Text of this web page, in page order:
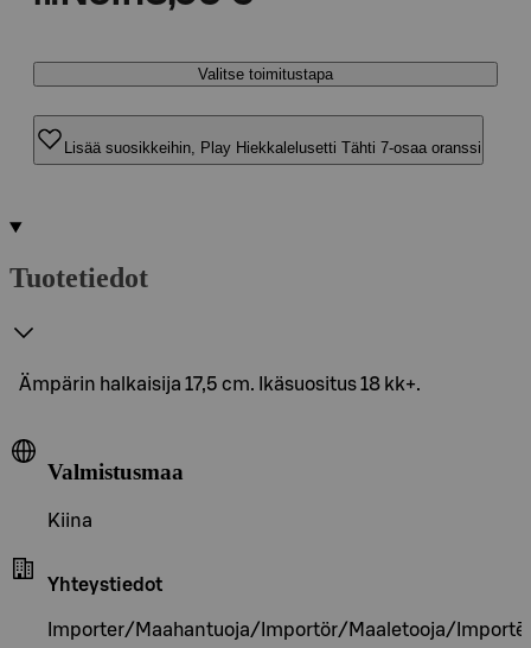
Valitse toimitustapa
Lisää suosikkeihin, Play Hiekkalelusetti Tähti 7-osaa oranssi
Tuotetiedot
Ämpärin halkaisija 17,5 cm. Ikäsuositus 18 kk+.
Valmistusmaa
Kiina
Yhteystiedot
Importer/Maahantuoja/Importör/Maaletooja/